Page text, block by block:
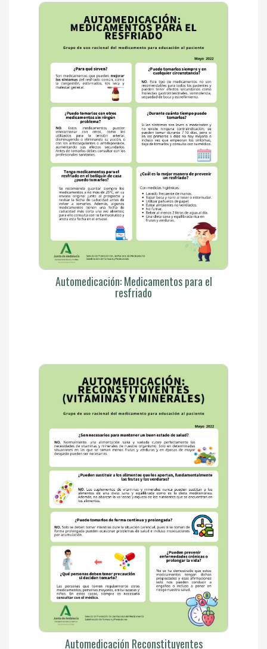
Automedicación: Medicamentos para el
resfriado
Automedicación Reconstituyentes